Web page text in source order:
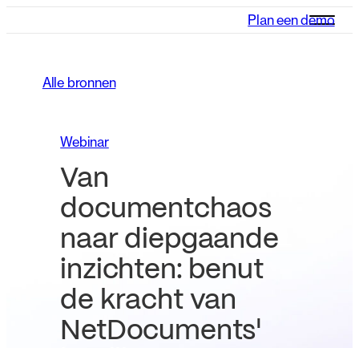
Plan een demo
Alle bronnen
Webinar
Van
documentchaos
naar diepgaande
inzichten: benut
de kracht van
NetDocuments'